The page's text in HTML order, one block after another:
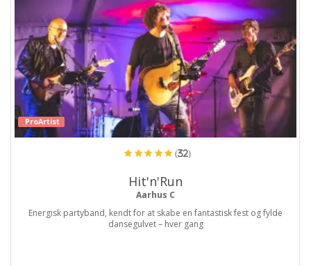
ProArtist
(32)
Hit'n'Run
Aarhus C
Energisk partyband, kendt for at skabe en fantastisk fest og fylde
dansegulvet – hver gang